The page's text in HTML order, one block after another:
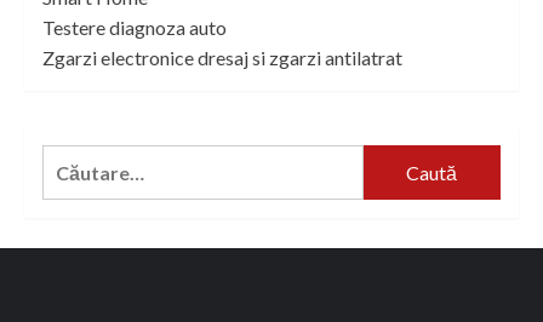
Testere diagnoza auto
Zgarzi electronice dresaj si zgarzi antilatrat
Caută